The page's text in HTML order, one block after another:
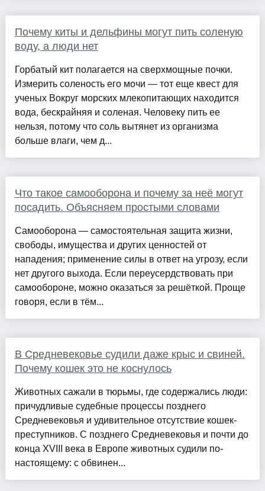
Почему киты и дельфины могут пить соленую
воду, а люди нет
Горбатый кит полагается на сверхмощные почки.
Измерить соленость его мочи — тот еще квест для
ученых Вокруг морских млекопитающих находится
вода, бескрайняя и соленая. Человеку пить ее
нельзя, потому что соль вытянет из организма
больше влаги, чем д...
Что такое самооборона и почему за неё могут
посадить. Объясняем простыми словами
Самооборона — самостоятельная защита жизни,
свободы, имущества и других ценностей от
нападения; применение силы в ответ на угрозу, если
нет другого выхода. Если переусердствовать при
самообороне, можно оказаться за решёткой. Проще
говоря, если в тём...
В Средневековье судили даже крыс и свиней.
Почему кошек это не коснулось
Животных сажали в тюрьмы, где содержались люди:
причудливые судебные процессы позднего
Средневековья и удивительное отсутствие кошек-
преступников. С позднего Средневековья и почти до
конца XVIII века в Европе животных судили по-
настоящему: с обвинен...